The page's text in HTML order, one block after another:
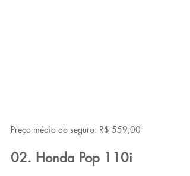
Preço médio do seguro: R$ 559,00
02. Honda Pop 110i